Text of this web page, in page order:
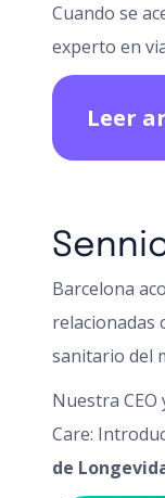
Cuando se
experto en
Leer
Barcelona
relacionadas
sanitario del
Nuestra
Care:
de